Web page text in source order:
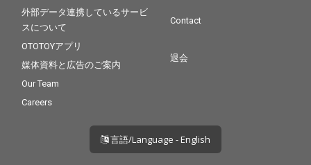
外部データ連携しているサービ
スについて
OTOTOYアプリ
媒体資料と広告のご案内
Our Team
Careers
Contact
退会
言語/Language - English